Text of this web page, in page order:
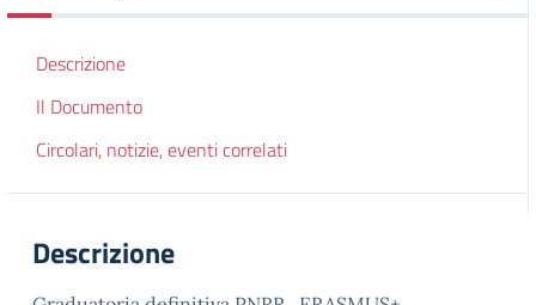
Descrizione
Il Documento
Circolari, notizie, eventi correlati
Descrizione